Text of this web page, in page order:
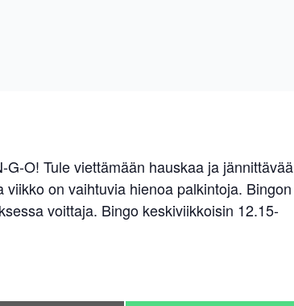
O! Tule viettämään hauskaa ja jännittävää
on vaihtuvia hienoa palkintoja. Bingon
voittaja. Bingo keskiviikkoisin 12.15-